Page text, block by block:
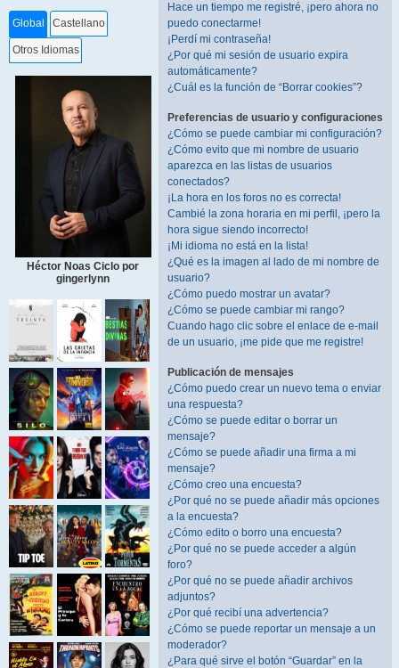
Global Castellano
Otros Idiomas
Héctor Noas Ciclo por
gingerlynn
Hace un tiempo me registré, ¡pero ahora no
puedo conectarme!
¡Perdí mi contraseña!
¿Por qué mi sesión de usuario expira
automáticamente?
¿Cuál es la función de “Borrar cookies”?
Preferencias de usuario y configuraciones
¿Cómo se puede cambiar mi configuración?
¿Cómo evito que mi nombre de usuario
aparezca en las listas de usuarios
conectados?
¡La hora en los foros no es correcta!
Cambié la zona horaria en mi perfil, ¡pero la
hora sigue siendo incorrecto!
¡Mi idioma no está en la lista!
¿Qué es la imagen al lado de mi nombre de
usuario?
¿Cómo puedo mostrar un avatar?
¿Cómo se puede cambiar mi rango?
Cuando hago clic sobre el enlace de e-mail
de un usuario, ¡me pide que me registre!
Publicación de mensajes
¿Cómo puedo crear un nuevo tema o enviar
una respuesta?
¿Cómo se puede editar o borrar un
mensaje?
¿Cómo se puede añadir una firma a mi
mensaje?
¿Cómo creo una encuesta?
¿Por qué no se puede añadir más opciones
a la encuesta?
¿Cómo edito o borro una encuesta?
¿Por qué no se puede acceder a algún
foro?
¿Por qué no se puede añadir archivos
adjuntos?
¿Por qué recibí una advertencia?
¿Cómo se puede reportar un mensaje a un
moderador?
¿Para qué sirve el botón “Guardar” en la